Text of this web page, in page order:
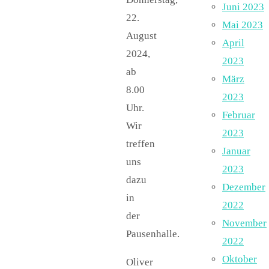
22.
August
2024,
ab
8.00
Uhr.
Wir
treffen
uns
dazu
in
der
Pausenhalle.
Oliver
Juni 2023
Mai 2023
April
2023
März
2023
Februar
2023
Januar
2023
Dezember
2022
November
2022
Oktober